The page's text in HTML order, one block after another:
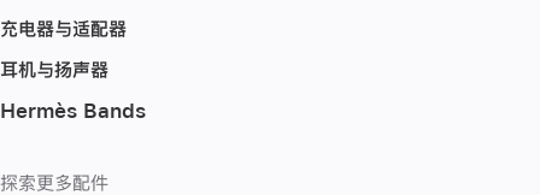
充电器与适配器
耳机与扬声器
Hermès Bands
探索更多配件